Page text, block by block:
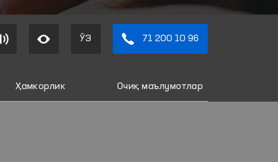
ЎЗ 71 200 10 96
Ҳамкорлик Очиқ маълумотлар